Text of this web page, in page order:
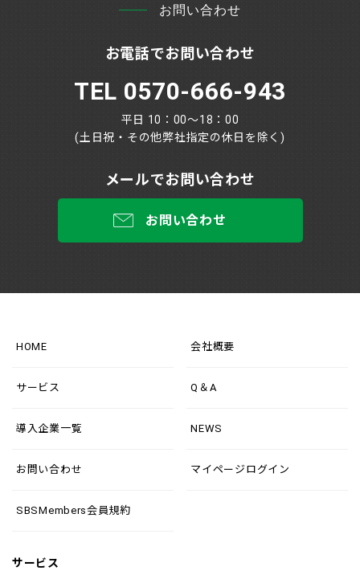
お問い合わせ
お電話でお問い合わせ
TEL 0570-666-943
平日 10：00～18：00
(土日祝・その他弊社指定の休日を除く)
メールでお問い合わせ
お問い合わせ
HOME 会社概要
サービス Q＆A
導入企業一覧 NEWS
お問い合わせ マイページログイン
SBSMembers会員規約
サービス